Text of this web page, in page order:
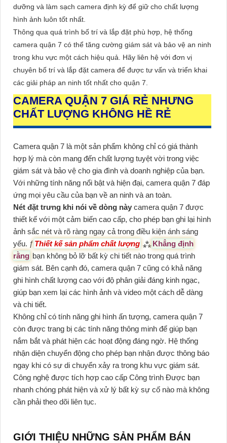
dưỡng và làm sạch camera định kỳ để giữ cho chất lượng
hình ảnh luôn tốt nhất.
Thông qua quá trình bố trí và lắp đặt phù hợp, hệ thống
camera quận 7 có thể tăng cường giám sát và bảo vệ an ninh
trong khu vực một cách hiệu quả. Hãy liên hệ với đơn vị
chuyên bố trí và lắp đặt camera để được tư vấn và triển khai
các giải pháp an ninh tốt nhất cho quận 7.
CAMERA QUẬN 7 GIÁ RẺ NHƯNG
CHẤT LƯỢNG KHÔNG HỀ RẺ
Camera quận 7 là một sản phẩm không chỉ có giá thành
hợp lý mà còn mang đến chất lượng tuyệt vời trong việc
giám sát và bảo vệ cho gia đình và doanh nghiệp của bạn.
Với những tính năng nổi bật và hiện đại, camera quận 7 đáp
ứng mọi yêu cầu của bạn về an ninh và an toàn.
Nét đặt trưng khi nói về dòng này camera quận 7 được
thiết kế với một cảm biến cao cấp, cho phép bạn ghi lại hình
ảnh sắc nét và rõ ràng ngay cả trong điều kiện ánh sáng
yếu. ƒ Thiết kế sản phẩm chất lượng ⁂Khẳng định
rằng bạn không bỏ lỡ bất kỳ chi tiết nào trong quá trình
giám sát. Bên cạnh đó, camera quận 7 cũng có khả năng
ghi hình chất lượng cao với độ phân giải đáng kinh ngạc,
giúp bạn xem lại các hình ảnh và video một cách dễ dàng
và chi tiết.
Không chỉ có tính năng ghi hình ấn tượng, camera quận 7
còn được trang bị các tính năng thông minh để giúp bạn
nắm bắt và phát hiện các hoạt động đáng ngờ. Hệ thống
nhận diện chuyển động cho phép bạn nhận được thông báo
ngay khi có sự di chuyển xảy ra trong khu vực giám sát.
Công nghệ được tích hợp cao cấp Công trình Được bạn
nhanh chóng phát hiện và xử lý bất kỳ sự cố nào mà không
cần phải theo dõi liên tục.
GIỚI THIỆU NHỮNG SẢN PHẨM BÁN